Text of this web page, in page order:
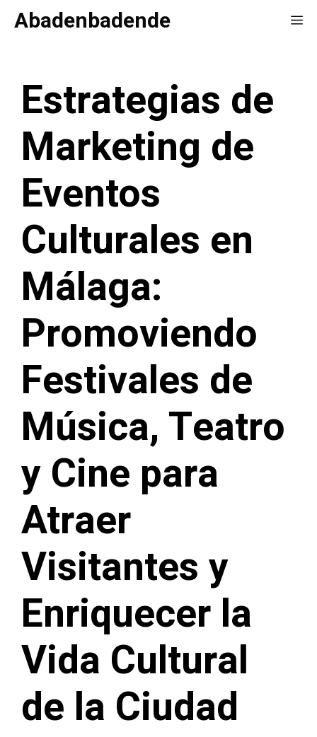
Saltar
Abadenbadende
Estrategias de
Marketing de
Eventos
Culturales en
Málaga:
Promoviendo
Festivales de
Música, Teatro
y Cine para
Atraer
Visitantes y
Enriquecer la
Vida Cultural
de la Ciudad